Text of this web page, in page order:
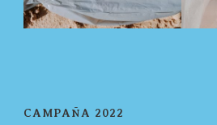
CAMPAÑA 2022